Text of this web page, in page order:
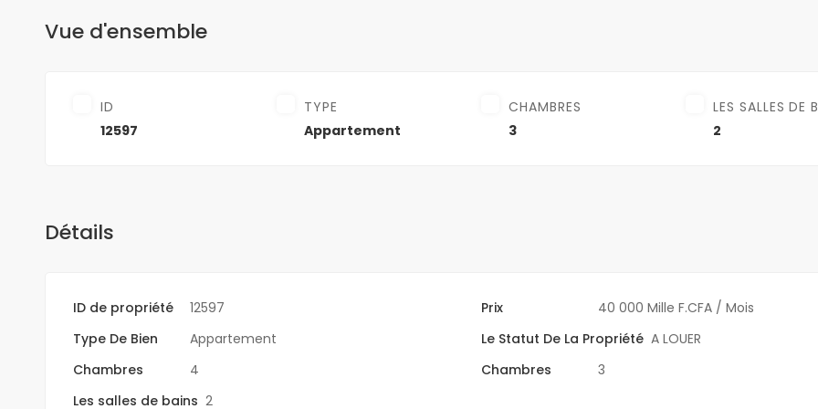
Vue d'ensemble
ID
12597
TYPE
Appartement
CHAMBRES
3
LES SALLES DE
2
Détails
ID de propriété 12597 Prix 40 000 Mille F.CFA / Mois
Type De Bien
Appartement Le Statut De La Propriété A LOUER
Chambres
4 Chambres
3
Les salles de bains 2